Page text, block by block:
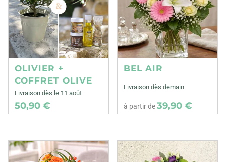
OLIVIER +
COFFRET OLIVE
Livraison dès le 11 août
50,90 €
BEL AIR
Livraison dès demain
à partir de39,90 €